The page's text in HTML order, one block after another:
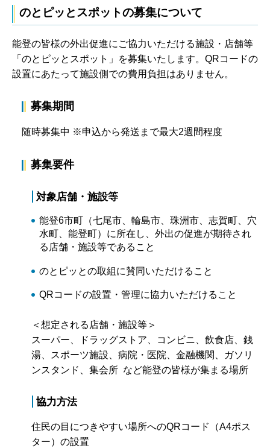
のとピッとスポットの募集について
能登の皆様の外出促進にご協力いただける施設・店舗等
「のとピッとスポット」を募集いたします。QRコードの
設置にあたって施設側での費用負担はありません。
募集期間
随時募集中 ※申込から発送まで最大2週間程度
募集要件
対象店舗・施設等
能登6市町（七尾市、輪島市、珠洲市、志賀町、穴
水町、能登町）に所在し、外出の促進が期待され
る店舗・施設等であること
のとピッとの取組に賛同いただけること
QRコードの設置・管理に協力いただけること
＜想定される店舗・施設等＞
スーパー、ドラッグストア、コンビニ、飲食店、銭
湯、スポーツ施設、病院・医院、金融機関、ガソリ
ンスタンド、集会所 など能登の皆様が集まる場所
協力方法
住民の目につきやすい場所へのQRコード（A4ポス
ター）の設置